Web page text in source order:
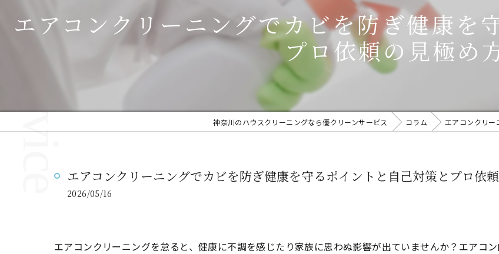
エアコンクリーニングでカビを防ぎ健康を
プロ依頼の見極め
神奈川のハウスクリーニングなら優クリーンサービス コラム エアコンクリー
エアコンクリーニングでカビを防ぎ健康を守るポイントと自己対策とプロ依
2026/05/16
エアコンクリーニングを怠ると、健康に不調を感じたり家族に思わぬ影響が出ていませんか？エアコ